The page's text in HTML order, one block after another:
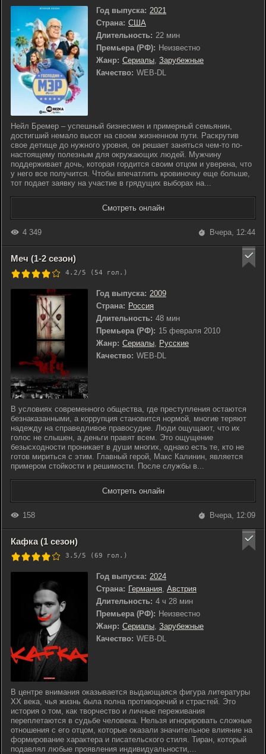
Год выпуска: 2021
Страна: США
Длительность: 22 мин
Премьера (РФ): Неизвестно
Жанр: Сериалы, Зарубежные
Качество: WEB-DL
Нейл Бремер – успешный бизнесмен и примерный семьянин,
достигший немало высот на своем жизненном пути. Раскрутив
свое детище до нужного уровня, он решает заняться чем-то по-
настоящему полезным для окружающих людей. Мужчину
поддерживает дочь, которая гордится своим отцом и уверена, что
у него все получится. Чтобы впечатлить кровиночку еще больше,
тот подает заявку на участие в грядущих выборах на...
Смотреть онлайн
4 349 Вчера, 12:44
Меч (1-2 сезон)
4.2/5 (54 гол.)
Год выпуска: 2009
Страна: Россия
Длительность: 48 мин
Премьера (РФ): 15 февраля 2010
Жанр: Сериалы, Русские
Качество: WEB-DL
В условиях современного общества, где преступления остаются
безнаказанными, а коррупция становится нормой, многие теряют
надежду на справедливое правосудие. Люди ощущают, что их
голос не слышен, а деньги правят всем. Это ощущение
безысходности проникает в души многих, однако есть те, кто не
готов мириться с этим. Главный герой, Макс Калинин, является
примером стойкости и решимости. После службы в...
Смотреть онлайн
158 Вчера, 12:09
Кафка (1 сезон)
3.5/5 (69 гол.)
Год выпуска: 2024
Страна: Германия, Австрия
Длительность: 4 ч 28 мин
Премьера (РФ): Неизвестно
Жанр: Сериалы, Зарубежные
Качество: WEB-DL
В центре внимания оказывается выдающаяся фигура литературы
XX века, чья жизнь была полна противоречий и страстей. Это
история о том, как творчество и личные переживания
переплетаются в судьбе человека. Нельзя игнорировать сложные
отношения с его отцом, которые оказали значительное влияние на
формирование характера и писательского стиля. Тиран, который
подавлял любые проявления индивидуальности,...